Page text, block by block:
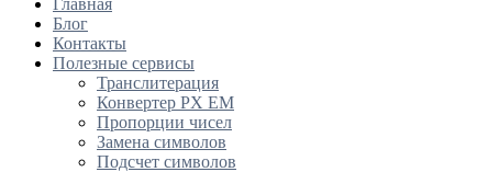
Главная
Блог
Контакты
Полезные сервисы
Транслитерация
Конвертер PX EM
Пропорции чисел
Замена символов
Подсчет символов